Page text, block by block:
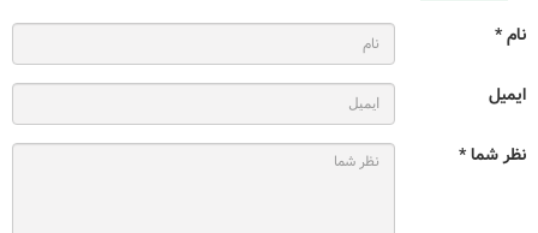
نام *
ایمیل
نظر شما *